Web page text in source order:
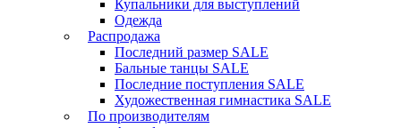
Купальники для выступлений
Одежда
Распродажа
Последний размер SALE
Бальные танцы SALE
Последние поступления SALE
Художественная гимнастика SALE
По производителям